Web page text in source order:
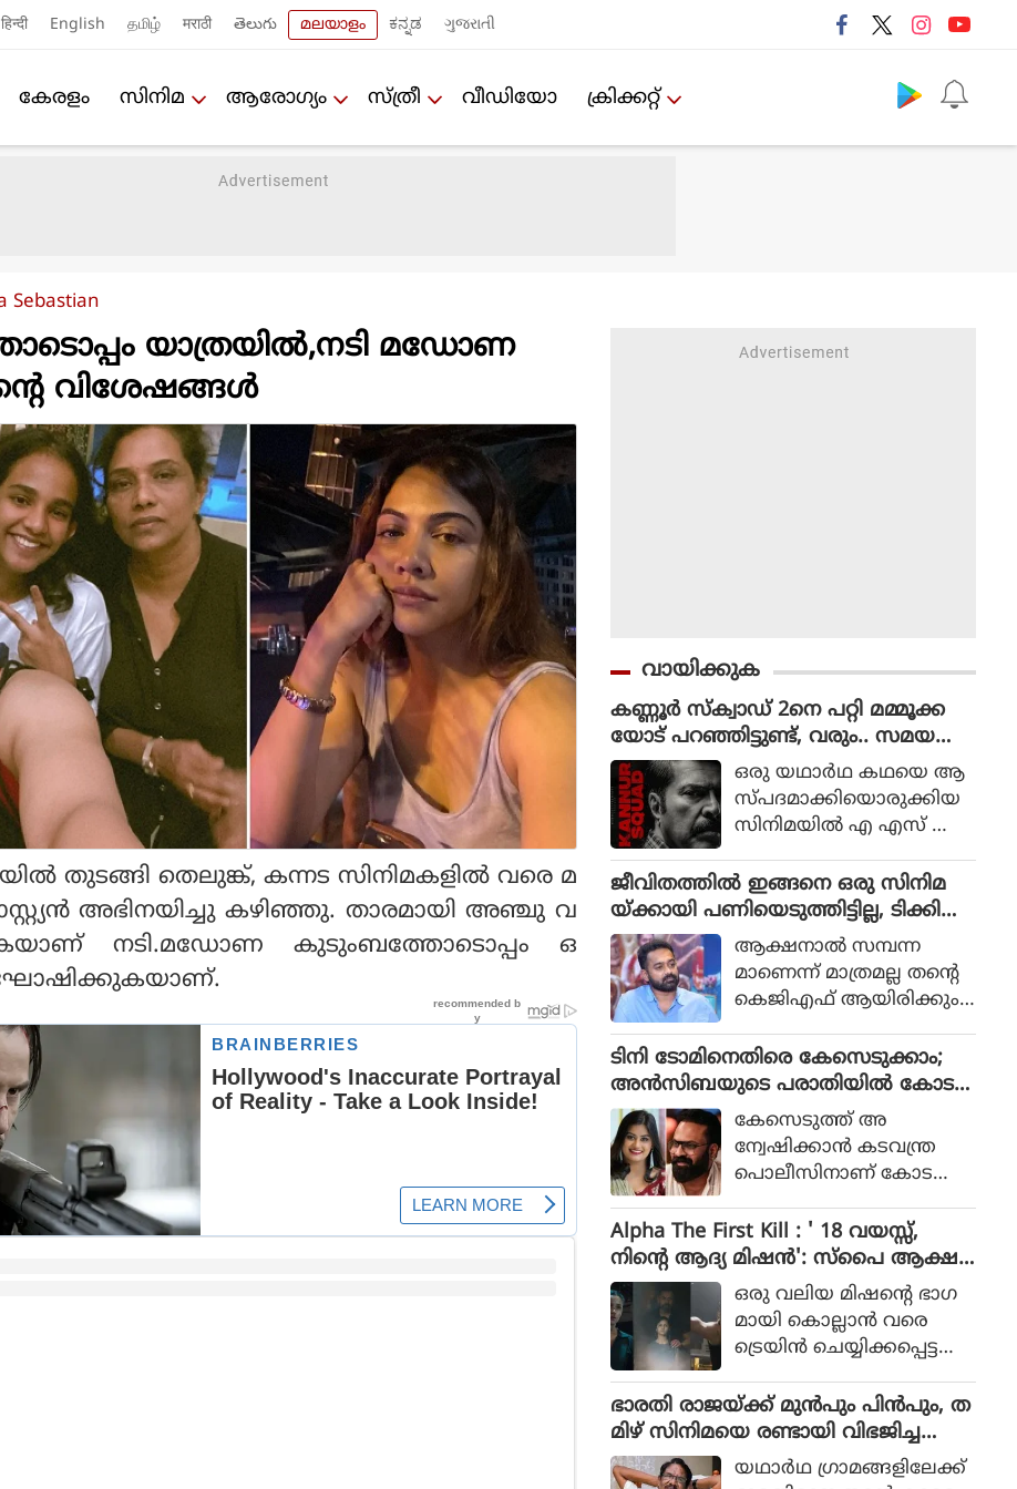
हिन्दी English தமிழ் मराठी తెలుగు മലയാളം ಕನ್ನಡ ગુજરાતી
കേരളം സിനിമ ആരോഗ്യം സ്ത്രീ വീഡിയോ ക്രിക്കറ്റ്‌
Sebastian
യാത്രയില്‍,നടി മഡോണ
വിശേഷങ്ങള്‍
തുടങ്ങി തെലുങ്ക്, കന്നട സിനിമകളില്‍ വരെ മ
അഭിനയിച്ചു കഴിഞ്ഞു. താരമായി അഞ്ചു വ
നടി.മഡോണ കുടുംബത്തോടൊപ്പം ഒ
വായിക്കുക
കണ്ണൂർ സ്ക്വാഡ് 2നെ പറ്റി മമ്മൂക്ക
യോട് പറഞ്ഞിട്ടുണ്ട്, വരും.. സമയ
മെടുക്കും : റോണി ഡേവിഡ്
ഒരു യഥാര്‍ഥ കഥയെ ആ
സ്പദമാക്കിയൊരുക്കിയ
സിനിമയില്‍ എ എസ് ഐ
ഥാപാത്രമായാണ് മമ്മൂട്ടി
എത്തിയത്. ഒരു കുറ്റ
വാളിയെ പിടികൂടാനായി ഉ
ത്തരേന്ത്യന്‍ സംസ്ഥാനങ്ങ
ളിലേക്ക് യാത്ര തിരിക്കുന്ന
പോലീസ് സംഘത്തിന്റെ ക
ഥയായിരുന്നു 2023ല്‍ പുറ
ത്തിറങ്ങിയ സിനിമ പറ
ഞ്ഞത്.
ജീവിതത്തിൽ ഇങ്ങനെ ഒരു സിനിമ
യ്ക്കായി പണിയെടുത്തിട്ടില്ല, ടിക്കി
ടാക്കയെ പറ്റി ആസിഫ് അലി
ആക്ഷനാല്‍ സമ്പന്ന
മാണെന്ന് മാത്രമല്ല തന്റെ
കെജിഎഫ് ആയിരിക്കും
അലിയുടെ തുറന്നുപറയ
ലും ഒപ്പം വി എസ്
രോഹിത്- ആസിഫ് അലി
കൂട്ടുക്കെട്ടിലുള്ള വിശ്വാസ
വും സിനിമയ്ക്ക് വലിയ
ഹൈപ്പ് നല്‍കിയിട്ടുണ്ട്.
ടിനി ടോമിനെതിരെ കേസെടുക്കാം;
അൻസിബയുടെ പരാതിയിൽ കോട
തി നിർദേശം കേസെടുത്ത് അ
ന്വേഷിക്കാൻ കടവന്ത്ര
പൊലീസിനാണ് കോട
Alpha The First Kill : ' 18 വയസ്സ്,
നിന്റെ ആദ്യ മിഷന്‍': സ്‌പൈ ആക്ഷ
ന്‍ ചിത്രത്തില്‍ നായികയായി ആലിയ,
ആല്‍ഫ ടീസര്‍ പുറത്ത്
ഒരു വലിയ മിഷന്റെ ഭാഗ
മായി കൊല്ലാന്‍ വരെ
ട്രെയിന്‍ ചെയ്യിക്കപ്പെട്ട
ലിയ സിനിമയിലെത്തുന്ന
ത്.
ഭാരതി രാജയ്ക്ക് മുൻപും പിൻപും, ത
മിഴ് സിനിമയെ രണ്ടായി വിഭജിച്ച
സംവിധായകൻ, ഭാരതി രാജ വിട പറ
യഥാര്‍ഥ ഗ്രാമങ്ങളിലേക്ക്